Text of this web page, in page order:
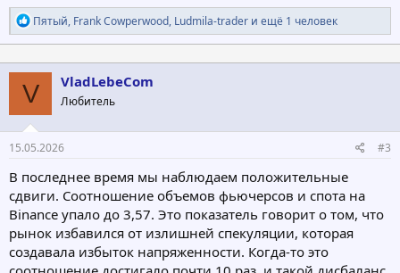
Р
е
а
к
ц
и
и
:
Пятый, Frank Cowperwood, Ludmila-trader и ещё 1 человек
V VladLebeCom
Любитель
15.05.2026 #3
В последнее время мы наблюдаем положительные
сдвиги. Соотношение объемов фьючерсов и спота на
Binance упало до 3,57. Это показатель говорит о том, что
рынок избавился от излишней спекуляции, которая
создавала избыток напряженности. Когда-то это